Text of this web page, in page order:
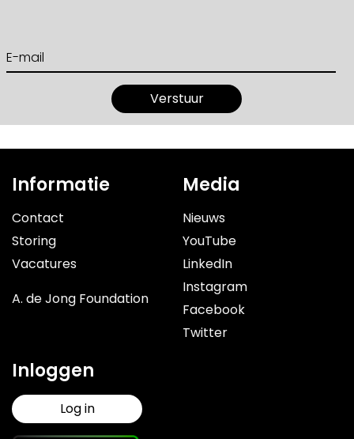
Informatie
Contact
Storing
Vacatures
A. de Jong Foundation
Media
Nieuws
YouTube
LinkedIn
Instagram
Facebook
Twitter
Inloggen
Log in